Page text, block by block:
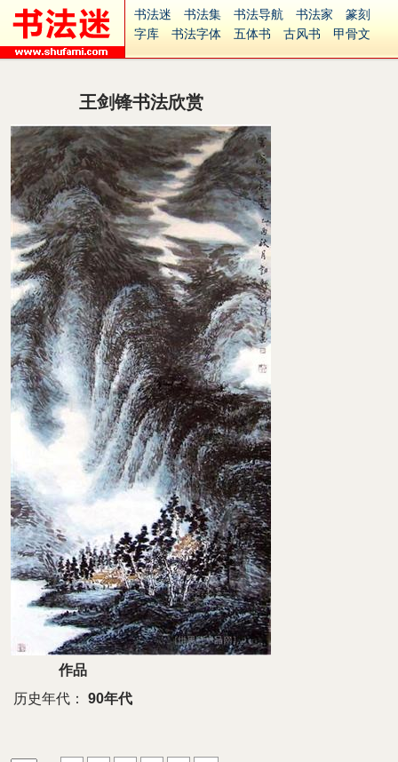
书法迷 书法集 书法导航 书法家
篆刻
字库
书法字体 五体书 古风书
甲骨文
集字
字形
古籍
中医
起名
识字 英语 印章
字体下载
免费字体 中文字体
Ai矢量
P图宝 南无阿弥陀佛
安全网站
捐赠 繁體版
王剑锋书法欣赏
作品
历史年代：
90年代